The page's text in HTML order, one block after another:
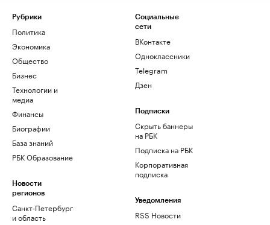
Рубрики
Политика
Экономика
Общество
Бизнес
Технологии и
медиа
Финансы
Биографии
База знаний
РБК Образование
Новости
регионов
Санкт-Петербург
и область
Социальные
сети
ВКонтакте
Одноклассники
Telegram
Дзен
Подписки
Скрыть баннеры
на РБК
Подписка на РБК
Корпоративная
подписка
Уведомления
RSS Новости